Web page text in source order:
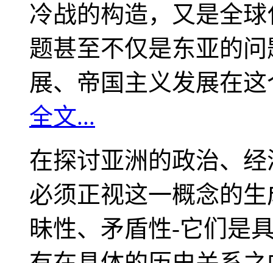
冷战的构造，又是全
题甚至不仅是东亚的
展、帝国主义发展在
全文...
在探讨亚洲的政治、
必须正视这一概念的
昧性、矛盾性-它们是